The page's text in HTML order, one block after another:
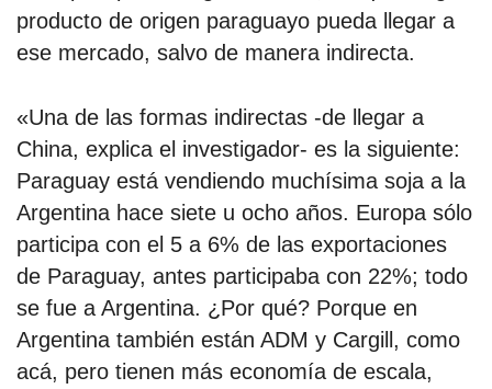
producto de origen paraguayo pueda llegar a
ese mercado, salvo de manera indirecta.
«Una de las formas indirectas -de llegar a
China, explica el investigador- es la siguiente:
Paraguay está vendiendo muchísima soja a la
Argentina hace siete u ocho años. Europa sólo
participa con el 5 a 6% de las exportaciones
de Paraguay, antes participaba con 22%; todo
se fue a Argentina. ¿Por qué? Porque en
Argentina también están ADM y Cargill, como
acá, pero tienen más economía de escala,